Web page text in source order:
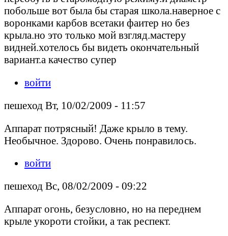
побольше вот была бы старая школа.наверное с
воронками карбов всетаки фаитер но без
крыла.но это только мой взгляд.мастеру
видней.хотелось бы видеть окончательный
вариант.а качество супер
войти
пешеход Вт, 10/02/2009 - 11:57
Аппарат потрясный! Даже крыло в тему.
Необычное. Здорово. Очень понравилось.
войти
пешеход Вс, 08/02/2009 - 09:22
Аппарат огонь, безусловно, но на переднем
крыле укороти стойки, а так респект.